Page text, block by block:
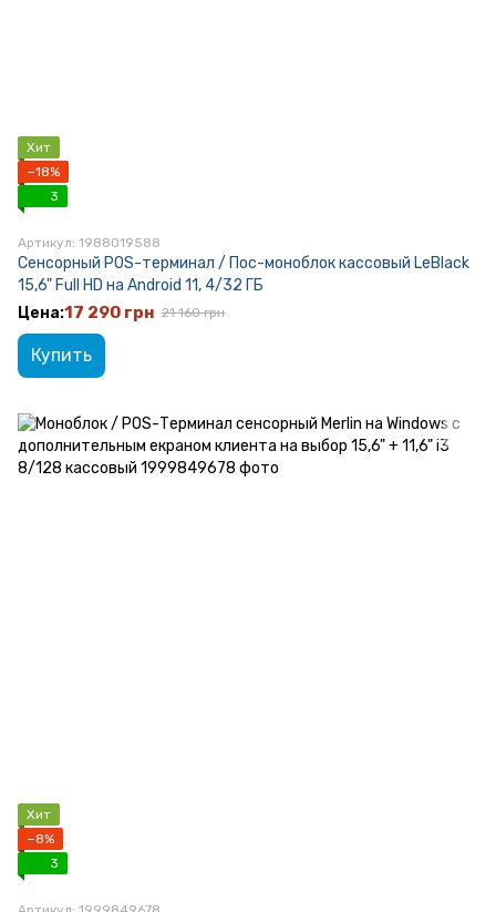
Хит
−18%
3
Артикул: 1988019588
Сенсорный POS-терминал / Пос-моноблок кассовый LeBlack
15,6" Full HD на Android 11, 4/32 ГБ
17 290 грн 21 160 грн
Купить
Хит
−8%
3